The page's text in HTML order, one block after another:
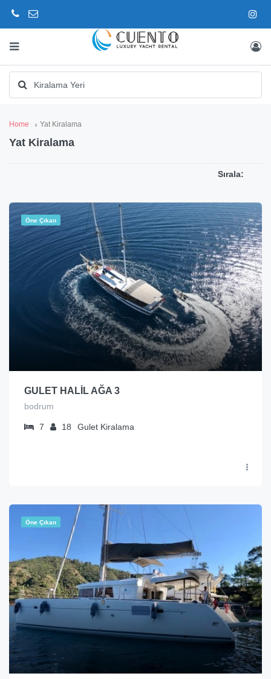
Home Yat Kiralama
Yat Kiralama
Sırala:
Öne Çıkan
GULET HALİL AĞA 3
bodrum
7 18 Gulet Kiralama
Öne Çıkan